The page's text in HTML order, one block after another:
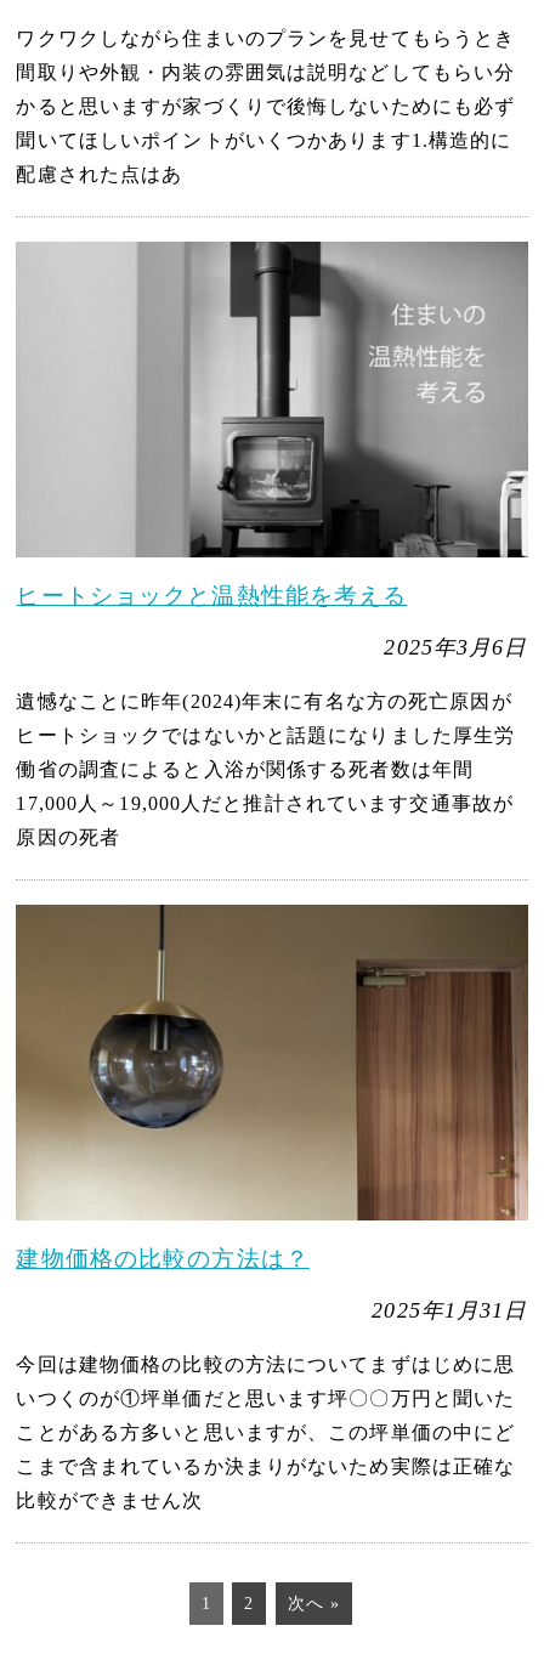
ワクワクしながら住まいのプランを見せてもらうとき
間取りや外観・内装の雰囲気は説明などしてもらい分
かると思いますが家づくりで後悔しないためにも必ず
聞いてほしいポイントがいくつかあります1.構造的に
配慮された点はあ
ヒートショックと温熱性能を考える
2025年3月6日
遺憾なことに昨年(2024)年末に有名な方の死亡原因が
ヒートショックではないかと話題になりました厚生労
働省の調査によると入浴が関係する死者数は年間
17,000人～19,000人だと推計されています交通事故が
原因の死者
建物価格の比較の方法は？
2025年1月31日
今回は建物価格の比較の方法についてまずはじめに思
いつくのが①坪単価だと思います坪〇〇万円と聞いた
ことがある方多いと思いますが、この坪単価の中にど
こまで含まれているか決まりがないため実際は正確な
比較ができません次
1 2 次へ »